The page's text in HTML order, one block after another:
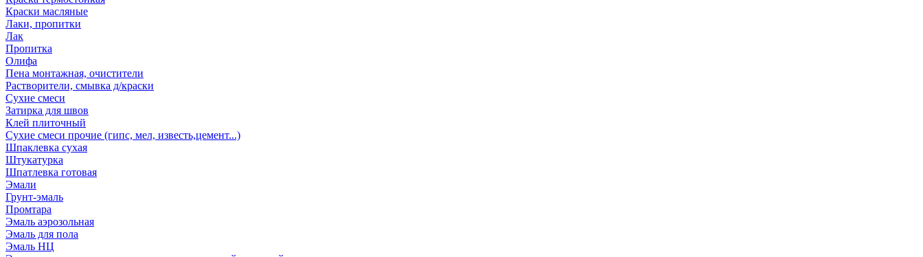
Краски масляные
Лаки, пропитки
Лак
Пропитка
Олифа
Пена монтажная, очистители
Растворители, смывка д/краски
Сухие смеси
Затирка для швов
Клей плиточный
Сухие смеси прочие (гипс, мел, известь,цемент...)
Шпаклевка сухая
Штукатурка
Шпатлевка готовая
Эмали
Грунт-эмаль
Промтара
Эмаль аэрозольная
Эмаль для пола
Эмаль НЦ